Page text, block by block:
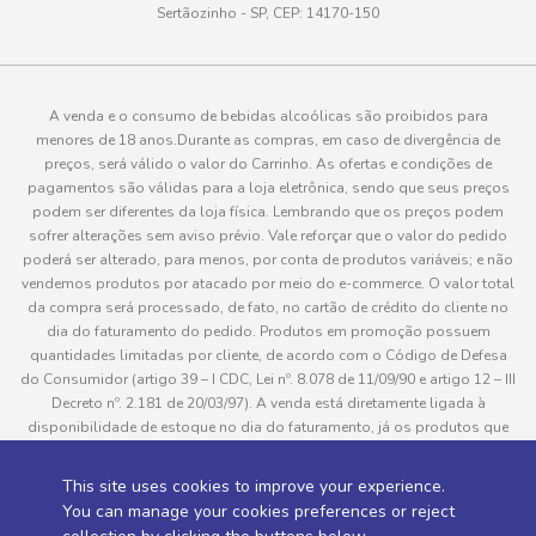
This site uses cookies to improve your experience.
You can manage your cookies preferences or reject
Sertãozinho - SP, CEP: 14170-150
A venda e o consumo de bebidas alcoólicas são proibidos para
menores de 18 anos.Durante as compras, em caso de divergência de
preços, será válido o valor do Carrinho. As ofertas e condições de
pagamentos são válidas para a loja eletrônica, sendo que seus preços
podem ser diferentes da loja física. Lembrando que os preços podem
sofrer alterações sem aviso prévio. Vale reforçar que o valor do pedido
poderá ser alterado, para menos, por conta de produtos variáveis; e não
vendemos produtos por atacado por meio do e-commerce. O valor total
da compra será processado, de fato, no cartão de crédito do cliente no
dia do faturamento do pedido. Produtos em promoção possuem
quantidades limitadas por cliente, de acordo com o Código de Defesa
do Consumidor (artigo 39 – I CDC, Lei nº. 8.078 de 11/09/90 e artigo 12 – III
Decreto nº. 2.181 de 20/03/97). A venda está diretamente ligada à
disponibilidade de estoque no dia do faturamento, já os produtos que
pedido do cliente, este não será entregue e o valor do item não será
cobrado. As fotos dos produtos no site são ilustrativas, podendo haver